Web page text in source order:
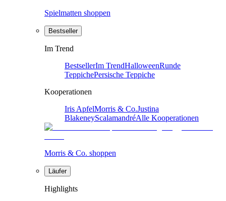
Spielmatten shoppen
Bestseller
Im Trend
BestsellerIm TrendHalloweenRunde
TeppichePersische Teppiche
Kooperationen
Iris ApfelMorris & Co.Justina
BlakeneyScalamandréAlle Kooperationen
Morris & Co. shoppen
Läufer
Highlights